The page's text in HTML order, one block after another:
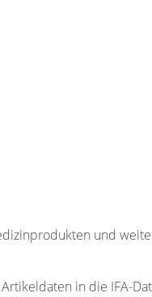
und
in die IFA-